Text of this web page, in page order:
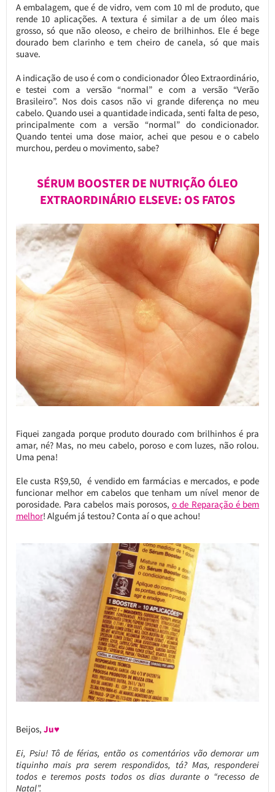
A embalagem, que é de vidro, vem com 10 ml de produto, que
rende 10 aplicações. A textura é similar a de um óleo mais
grosso, só que não oleoso, e cheiro de brilhinhos. Ele é bege
dourado bem clarinho e tem cheiro de canela, só que mais
suave.
A indicação de uso é com o condicionador Óleo Extraordinário,
e testei com a versão “normal” e com a versão “Verão
Brasileiro”. Nos dois casos não vi grande diferença no meu
cabelo. Quando usei a quantidade indicada, senti falta de peso,
principalmente com a versão “normal” do condicionador.
Quando tentei uma dose maior, achei que pesou e o cabelo
murchou, perdeu o movimento, sabe?
SÉRUM BOOSTER DE NUTRIÇÃO ÓLEO
EXTRAORDINÁRIO ELSEVE: OS FATOS
Fiquei zangada porque produto dourado com brilhinhos é pra
amar, né? Mas, no meu cabelo, poroso e com luzes, não rolou.
Uma pena!
Ele custa R$9,50, é vendido em farmácias e mercados, e pode
funcionar melhor em cabelos que tenham um nível menor de
porosidade. Para cabelos mais porosos,o de Reparação é bem
melhor! Alguém já testou? Conta aí o que achou!
Beijos, Ju♥
Ei, Psiu! Tô de férias, então os comentários vão demorar um
tiquinho mais pra serem respondidos, tá? Mas, responderei
todos e teremos posts todos os dias durante o “recesso de
Natal”.